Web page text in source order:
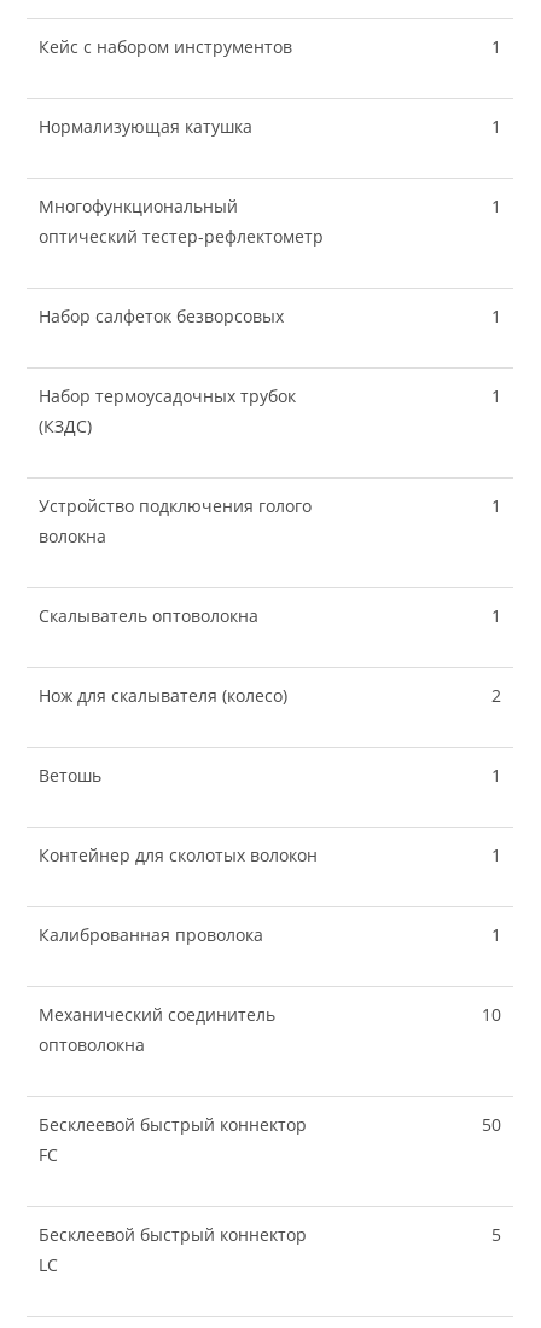
Кейс с набором инструментов 1
Нормализующая катушка 1
Многофункциональный
оптический тестер-рефлектометр
1
Набор салфеток безворсовых 1
Набор термоусадочных трубок
(КЗДС)
1
Устройство подключения голого
волокна
1
Скалыватель оптоволокна 1
Нож для скалывателя (колесо) 2
Ветошь 1
Контейнер для сколотых волокон 1
Калиброванная проволока 1
Механический соединитель
оптоволокна
10
Бесклеевой быстрый коннектор
FC
50
Бесклеевой быстрый коннектор
LC
5